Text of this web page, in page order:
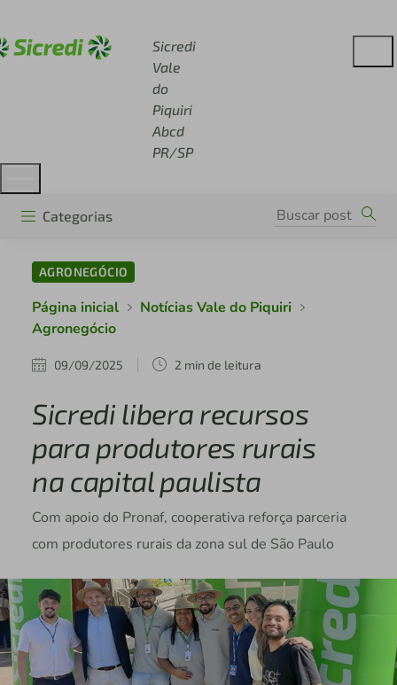
Sicredi
Vale
do
Piquiri
Abcd
PR/SP
Categorias
AGRONEGÓCIO
Página inicial
Notícias Vale do Piquiri
Agronegócio
09/09/2025 2 min de leitura
Sicredi libera recursos
para produtores rurais
na capital paulista
Com apoio do Pronaf, cooperativa reforça parceria
com produtores rurais da zona sul de São Paulo